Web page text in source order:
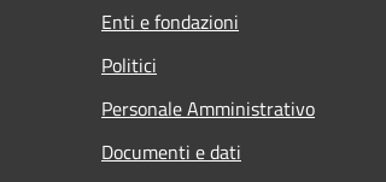
Enti e fondazioni
Politici
Personale Amministrativo
Documenti e dati